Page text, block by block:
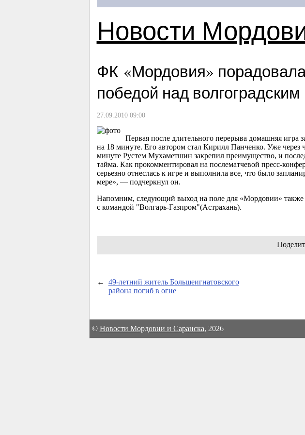
Новости
ФК «Мордовия»
победой над
27.09.2010 09:00
Первая после длительного перерыва домашняя игра
на 18 минуте. Его автором стал Кирилл Панченко. Уже
минуте Рустем Мухаметшин закрепил преимущество, и
тайма. Как прокомментировал на послематчевой пресс-
серьезно отнеслась к игре и выполнила все, что было
мере», — подчеркнул он.
Напомним, следующий выход на поле для «Мордовии» также
с командой "Волгарь-Газпром"(Астрахань).
← 49-летний житель Большеигнатовского
района погиб в огне
© Новости Мордовии и Саранска, 2026